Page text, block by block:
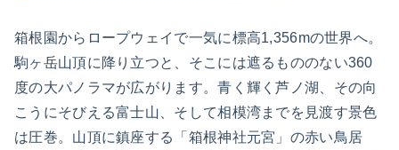
箱根園からロープウェイで一気に標高1,356mの世界へ。
駒ヶ岳山頂に降り立つと、そこには遮るもののない360
度の大パノラマが広がります。青く輝く芦ノ湖、その向
こうにそびえる富士山、そして相模湾までを見渡す景色
は圧巻。山頂に鎮座する「箱根神社元宮」の赤い鳥居